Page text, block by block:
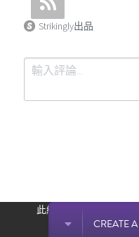
Strikingly出品
CREATE
此網站通過 Strikingly